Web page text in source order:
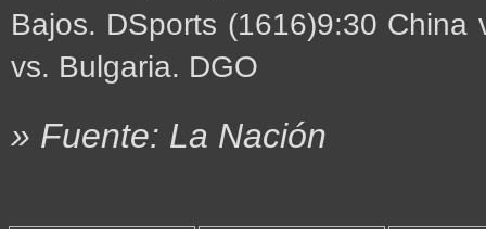
Bajos. DSports (1616)9:30
vs. Bulgaria. DGO
» Fuente: La Nación